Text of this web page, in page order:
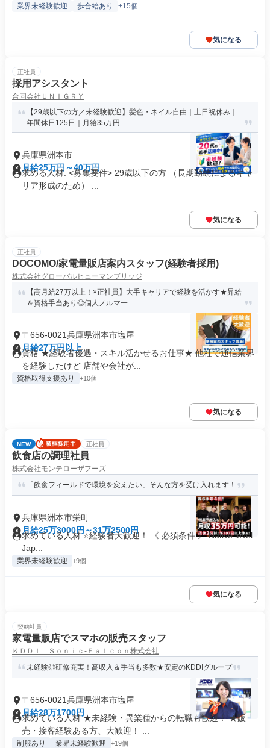
業界未経験歓迎 歩合給あり +15個
気になる
正社員
採用アシスタント
合同会社ＵＮＩＧＲＹ
【29歳以下の方／未経験歓迎】髪色・ネイル自由｜土日祝休み｜
年間休日125日｜月給35万円...
兵庫県洲本市
月給25万円～40万円
求める人材: <募集要件> 29歳以下の方 （長期勤続によるキャ
リア形成のため） ...
気になる
正社員
DOCOMO/家電量販店案内スタッフ(経験者採用)
株式会社グローバルヒューマンブリッジ
【高月給27万以上！×正社員】大手キャリアで経験を活かす★昇給
＆資格手当あり◎個人ノルマ一...
〒656-0021兵庫県洲本市塩屋
月給27万円以上
資格 ★経験者優遇・スキル活かせるお仕事★ 他社で通信業界
を経験したけど 店舗や会社が...
資格取得支援あり +10個
気になる
NEW 正社員
飲食店の調理社員
株式会社モンテローザフーズ
「飲食フィールドで環境を変えたい」そんな方を受け入れます！
兵庫県洲本市栄町
月給25万3000円～31万2500円
求めている人材 ⭐経験者大歓迎！ 《 必須条件 》 Native level
Jap...
業界未経験歓迎 +9個
気になる
契約社員
家電量販店でスマホの販売スタッフ
ＫＤＤＩ Ｓｏｎｉｃ‐Ｆａｌｃｏｎ株式会社
未経験◎研修充実！高収入＆手当も多数★安定のKDDIグループ
〒656-0021兵庫県洲本市塩屋
月給28万1700円
求めている人材 ★未経験・異業種からの転職も歓迎！ ★販
売・接客経験ある方、大歓迎！ ...
制服あり 業界未経験歓迎 +19個